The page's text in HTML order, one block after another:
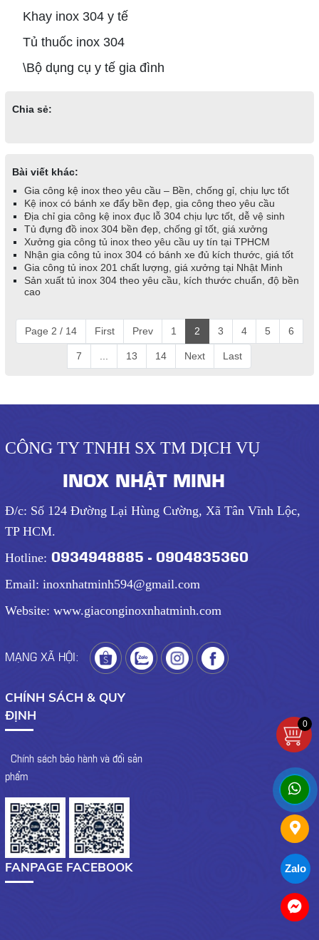
Khay inox 304 y tế
Tủ thuốc inox 304
\Bộ dụng cụ y tế gia đình
Chia sẻ:
Bài viết khác:
Gia công kệ inox theo yêu cầu – Bền, chống gỉ, chịu lực tốt
Kệ inox có bánh xe đẩy bền đẹp, gia công theo yêu cầu
Địa chỉ gia công kệ inox đục lỗ 304 chịu lực tốt, dễ vệ sinh
Tủ đựng đồ inox 304 bền đẹp, chống gỉ tốt, giá xưởng
Xưởng gia công tủ inox theo yêu cầu uy tín tại TPHCM
Nhận gia công tủ inox 304 có bánh xe đủ kích thước, giá tốt
Gia công tủ inox 201 chất lượng, giá xưởng tại Nhật Minh
Sản xuất tủ inox 304 theo yêu cầu, kích thước chuẩn, độ bền
cao
Page 2 / 14 First Prev 1 2 3 4 5 6
7 13 14 Next Last
CÔNG TY TNHH SX TM DỊCH VỤ
INOX NHẬT MINH
Đ/c: Số 124 Đường Lại Hùng Cường, Xã Tân Vĩnh Lộc,
TP HCM.
Hotline: 0934948885 - 0904835360
Email: inoxnhatminh594@gmail.com
Website: www.giaconginoxnhatminh.com
MẠNG XÃ HỘI:
CHÍNH SÁCH & QUY
ĐỊNH
- Chính sách bảo hành và đổi sản
phẩm
FANPAGE FACEBOOK Zalo
0